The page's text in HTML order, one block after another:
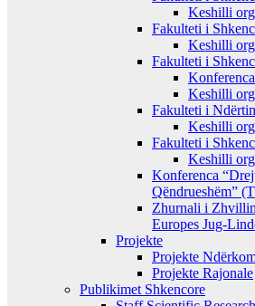
Keshilli
Fakulteti i
Keshilli
Fakulteti i
Keshilli
Fakulteti i
Keshilli
Fakulteti i
Keshilli
Konferenca
Qëndrueshëm”
Zhurnali i
Europes Jug-
Projekte
Projekte
Projekte Rajonale
Publikimet Shkencore